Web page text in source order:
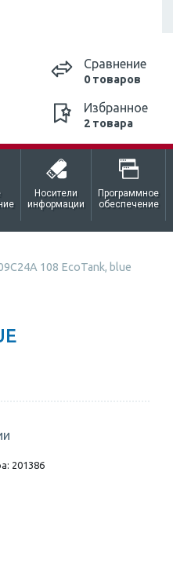
Сравнение
0 товаров
Избранное
2 товара
Носители
информации
Программное
обеспечение
108 EcoTank, blue
201386